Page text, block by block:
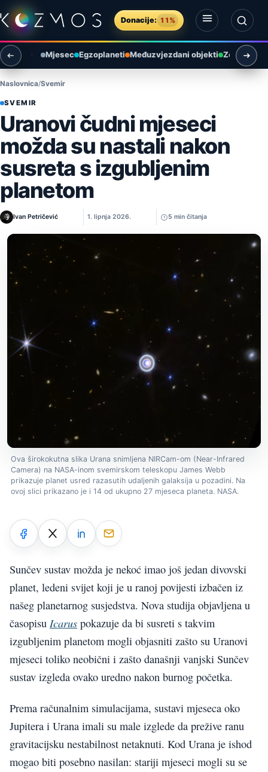
Preskoči na sadržaj
Donacije: 11%
Otvori izbornik
Otvori pretragu
Mjesec Egzoplaneti Međuzvjezdani objekti Zemlja i
Naslovnica Svemir
SVEMIR
Uranovi čudni mjeseci
možda su nastali nakon
susreta s izgubljenim
planetom
Ivan Petričević 1. lipnja 2026. 5 min čitanja
Ova širokokutna slika Urana snimljena NIRCam-om (Near-Infrared
Camera) na NASA-inom svemirskom teleskopu James Webb
prikazuje planet usred razasutih udaljenih galaksija u pozadini. Na
ovoj slici prikazano je i 14 od ukupno 27 mjeseca planeta. NASA.
Sunčev sustav možda je nekoć imao još jedan divovski
planet, ledeni svijet koji je u ranoj povijesti izbačen iz
našeg planetarnog susjedstva. Nova studija objavljena u
časopisu Icarus pokazuje da bi susreti s takvim
izgubljenim planetom mogli objasniti zašto su Uranovi
mjeseci toliko neobični i zašto današnji vanjski Sunčev
sustav izgleda ovako uredno nakon burnog početka.
Prema računalnim simulacijama, sustavi mjeseca oko
Jupitera i Urana imali su male izglede da prežive ranu
gravitacijsku nestabilnost netaknuti. Kod Urana je ishod
mogao biti posebno nasilan: stariji mjeseci mogli su se